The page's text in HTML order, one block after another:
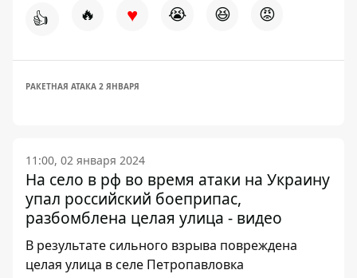
👍 🔥 ♥ 😭 😆 😡
РАКЕТНАЯ АТАКА 2 ЯНВАРЯ
11:00, 02 января 2024
На село в рф во время атаки на Украину
упал российский боеприпас,
разбомблена целая улица - видео
В результате сильного взрыва повреждена
целая улица в селе Петропавловка